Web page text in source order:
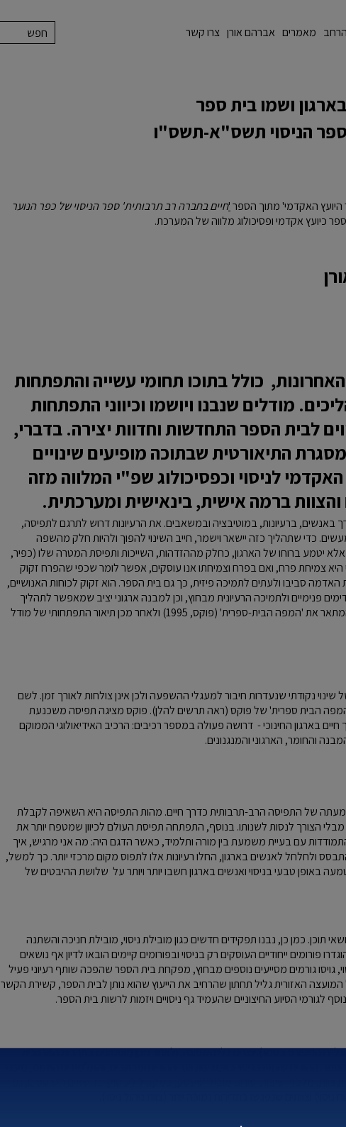
מאמרים אברהם אורן צרו קשר
ושמו בית ספר
ספר הניסוי תשס"א-תשס"ו
'חיים בחברה רב תרבותית' ספר הניסוי של כפר הנוער
כיועץ אקדמי ופסיכולוג מלווה של המערכת.
האחרונות, כולל בתוכו תחומי עשייה והתפתחות
מודלים שנבנו ויושמו וכיווני התפתחות
לבית הספר התחדשות וחדוות יצירה. בדברי,
התיאורטית שבתוכה מופיעים שינויים
לניסוי וכפסיכולוג שפ"י המלווה מזה
ברמה אישית, בינאישית ומערכתית.
באנשים, ברעיונות, במוטיבציה ובמשאבים. את הרעיונות דרוש לתרגם לתפיסה,
כדי שתהליך כזה יישאר וישמר, חייב השינוי להפוך ולהיות חלק מהשפה
יטמע ברוחו של הארגון, כחלק מההזדהות, השייכות ותפיסת המטרה שלו (כפיר,
היא צמיחת פרח, ואם בפרח וצמיחתו אנו עוסקים, אפשר לומר שכפי שהפרח זקוק
סביבו ולעתים לתמיכה פיזית, כך גם בית הספר. הוא זקוק לכוחות האנושיים,
פנימיים ולתמיכה הרעיונית מבחוץ, וכן למבנה ארגוני יציב שמאפשר לתהליך
היצירתי להפוך למעשי. לשם הצגת הנושא אביא מודל המתאר את 'המפה הבית-ספרית' (פוקס, 1995) ולאחר מכן תיאור התפתחותי של מודל
שינוי נקודתי שנעדרות חיבור למעגלי ההשפעה ולכן אינן צולחות לאורך זמן. לשם
הבית ספרית' של פוקס (ראה תרשים להלן). פוקס מציגה תפיסה משכנעת
בארגון החינוכי - דרושה פעולה במספר רכיבים: הרכיב האידיאולוגי הממוקם
והחומר, הארגוני והמנגנונים.
של התפיסה הרב-תרבותית כדרך חיים. מהות התפיסה היא השאיפה לקבלת
הצורך לנסות לשנותו. בנוסף, התפתחה תפיסת העולם לכיוון שמטפח יותר את
עם בעיית משמעת בין מורה ותלמיד, כאשר הדגם היה: מה אני מרגיש, איך
ולחלחל לאנשים בארגון, החלו רעיונות אלו לתפוס מקום מרכזי יותר. כך למשל,
באופן טבעי בניסוי ואנשים בארגון חשבו יותר ויותר על שלושת ההיבטים של
תוכן. כמן כן, נבנו תפקידים חדשים כגון מובילת ניסוי, מובילת חניכה והשתנה
פורומים ייחודיים העוסקים רק בניסוי ובפורומים קיימים הובאו לדיון אף נושאים
גויסו גורמים מסייעים נוספים מבחוץ, מפקחת בית הספר שהפכה שותף רעיוני פעיל
המועצה האזורית גליל תחתון שהרחיב את הייעוץ שהוא נותן לבית הספר, קשירת הקשר
הסיוע החיצוניים שהעמיד גף ניסויים ויזמות לרשות בית הספר.
נעל"ה המפורט בספר) יוצרים גלי השפעה, ולאחר מכן מוטמעים בתרבות הארגונית